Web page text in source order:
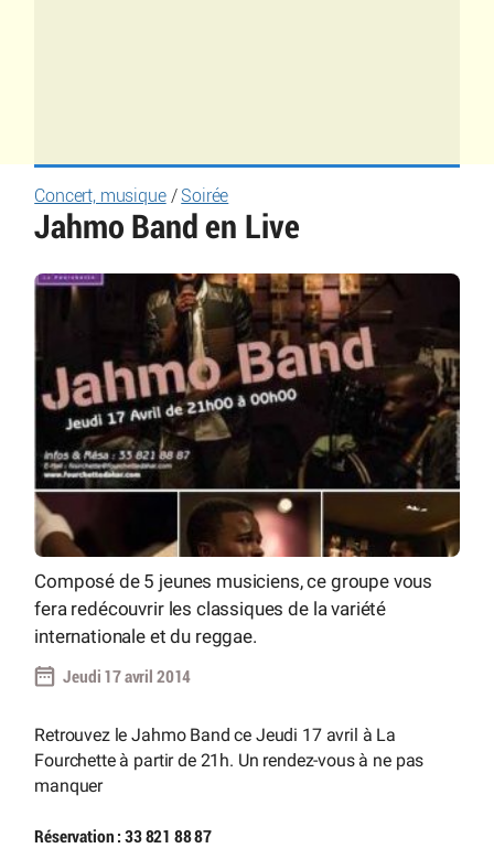
Concert, musique/ Soirée
Jahmo Band en Live
Composé de 5 jeunes musiciens, ce groupe vous
fera redécouvrir les classiques de la variété
internationale et du reggae.
Jeudi 17 avril 2014
Retrouvez le Jahmo Band ce Jeudi 17 avril à La
Fourchette à partir de 21h. Un rendez-vous à ne pas
manquer
Réservation : 33 821 88 87